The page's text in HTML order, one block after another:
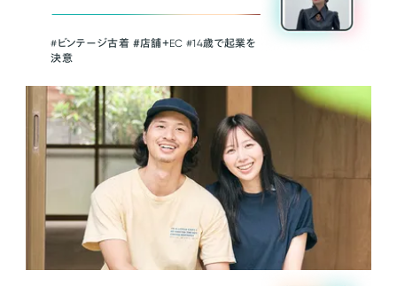
#ビンテージ古着 ＃店舗＋EC #14歳で起業を
決意